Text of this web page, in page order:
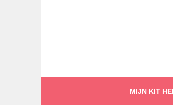
MIJN KIT